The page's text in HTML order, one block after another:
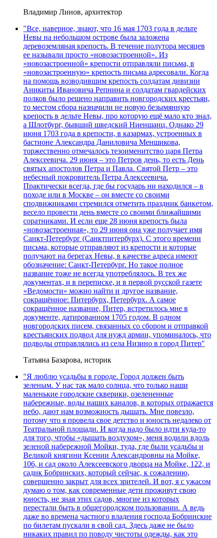
Владимир Линов, архитектор
"Все, наверное, знают, что 16 мая 1703 года в дельте
Невы на небольшом острове была заложена
деревоземляная крепость. В течение полутора месяцев
ее называли просто «новозастроенной». Из
«новозастроенной» крепости отправляли письма, в
«новозастроенную» крепость письма адресовали. Когда
на помощь возводившим крепость солдатам дивизии
Аникиты Ивановича Репнина и солдатам гвардейских
полков было решено направить новгородских крестьян,
то местом сбора назначили не новую безымянную
крепость в дельте Невы, про которую ещё мало кто знал,
а Шлотбург, бывший шведский Ниеншанц. Однако 29
июня 1703 года в крепости, в казармах, устроенных в
бастионе Александра Даниловича Меншикова,
торжественно отмечалось тезоименитство царя Петра
Алексеевича. 29 июня – это Петров день, то есть День
святых апостолов Петра и Павла. Святой Петр – это
небесный покровитель Петра Алексеевича.
Практически всегда, где бы государь ни находился – в
походе или в Москве – он вместе со своими
сподвижниками стремился отметить праздник банкетом,
весело провести день вместе со своими ближайшими
соратниками. И если еще 28 июня крепость была
«новозастроенная», то 29 июня она уже получает имя
Санкт-Петербург (Санктпитербурх). С этого времени
письма, которые отправляют из крепости и которые
получают на берегах Невы, в качестве адреса имеют
обозначение: Санкт-Петербург. Но такое полное
название тоже не всегда употреблялось. В тех же
документах, и в переписке, и в первой русской газете
«Ведомости» можно найти и другое название,
сокращённое: Питербурх, Петербурх. А самое
сокращённое название, Питер, встретилось мне в
документе, датированном 1705 годом. В одном
новгородских писем, связанных со сбором и отправкой
крестьянских подвод для нужд армии, упоминалось, что
подводы отправлялись из села Низино в город Питер"
Татьяна Базарова, историк
"Я люблю усадьбы в городе. Город должен быть
зеленым. У нас так мало солнца, что только наши
маленькие городские скверики, озелененные
набережные, воды наших каналов, в которых отражается
небо, дают нам возможность дышать. Мне повезло,
потому что я провела свое детство и юность недалеко от
Театральной площади. И когда надо было идти куда-то
для того, чтобы «дышать воздухом», меня водили вдоль
зеленой набережной Мойки, туда, где были усадьбы и
Великой княгини Ксении Александровны на Мойке,
106, и сад около Алексеевского дворца на Мойке, 122, и
садик Бобринских, который сейчас, к сожалению,
совершенно закрыт для всех зрителей. И вот, я с ужасом
думаю о том, как современные дети проживут свою
юность, не зная этих садов, многие из которых
перестали быть в общегородском пользовании. А ведь
даже во времена частного владения господа Бобринские
по билетам пускали в свой сад. Здесь даже не было
никаких правил по поводу чистоты одежды, как это